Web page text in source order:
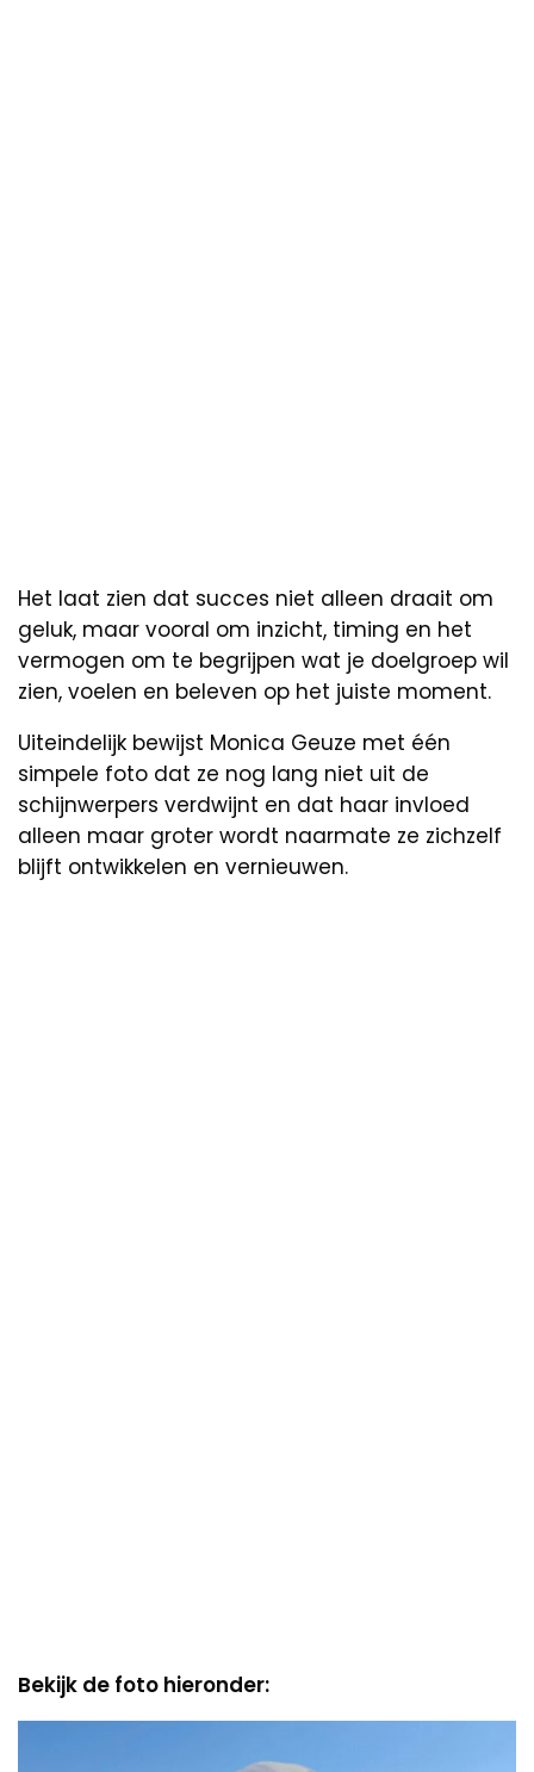
Het laat zien dat succes niet alleen draait om
geluk, maar vooral om inzicht, timing en het
vermogen om te begrijpen wat je doelgroep wil
zien, voelen en beleven op het juiste moment.
Uiteindelijk bewijst Monica Geuze met één
simpele foto dat ze nog lang niet uit de
schijnwerpers verdwijnt en dat haar invloed
alleen maar groter wordt naarmate ze zichzelf
blijft ontwikkelen en vernieuwen.
Bekijk de foto hieronder: